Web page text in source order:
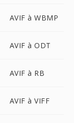
AVIF à WBMP
AVIF à ODT
AVIF à RB
AVIF à VIFF